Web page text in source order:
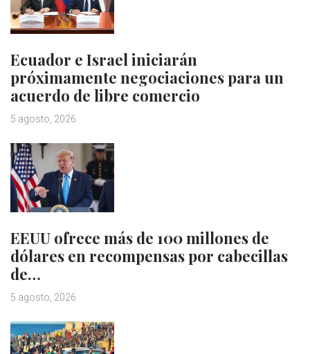
Ecuador e Israel iniciarán
próximamente negociaciones para un
acuerdo de libre comercio
5 agosto, 2026
EEUU ofrece más de 100 millones de
dólares en recompensas por cabecillas
de…
5 agosto, 2026